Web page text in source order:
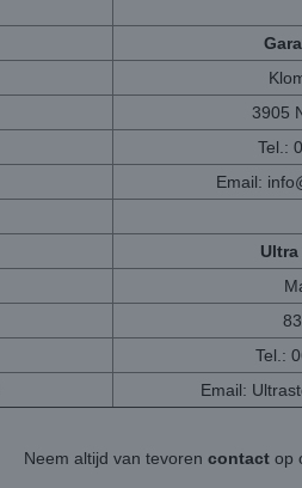
3905
Tel.:
Email:
Tel.:
Email:
Neem altijd van tevoren contact op